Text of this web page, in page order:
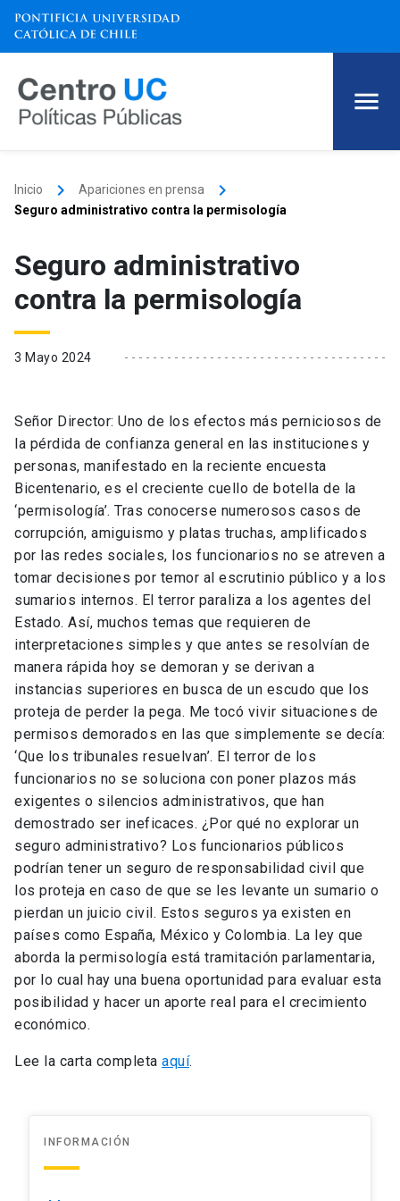
Inicio keyboard_arrow_right Apariciones en prensa keyboard_arrow_right
Seguro administrativo contra la permisología
Seguro administrativo
contra la permisología
3 Mayo 2024
Señor Director: Uno de los efectos más perniciosos de
la pérdida de confianza general en las instituciones y
personas, manifestado en la reciente encuesta
Bicentenario, es el creciente cuello de botella de la
‘permisología’. Tras conocerse numerosos casos de
corrupción, amiguismo y platas truchas, amplificados
por las redes sociales, los funcionarios no se atreven a
tomar decisiones por temor al escrutinio público y a los
sumarios internos. El terror paraliza a los agentes del
Estado. Así, muchos temas que requieren de
interpretaciones simples y que antes se resolvían de
manera rápida hoy se demoran y se derivan a
instancias superiores en busca de un escudo que los
proteja de perder la pega. Me tocó vivir situaciones de
permisos demorados en las que simplemente se decía:
‘Que los tribunales resuelvan’. El terror de los
funcionarios no se soluciona con poner plazos más
exigentes o silencios administrativos, que han
demostrado ser ineficaces. ¿Por qué no explorar un
seguro administrativo? Los funcionarios públicos
podrían tener un seguro de responsabilidad civil que
los proteja en caso de que se les levante un sumario o
pierdan un juicio civil. Estos seguros ya existen en
países como España, México y Colombia. La ley que
aborda la permisología está tramitación parlamentaria,
por lo cual hay una buena oportunidad para evaluar esta
posibilidad y hacer un aporte real para el crecimiento
económico.
Lee la carta completa aquí.
INFORMACIÓN